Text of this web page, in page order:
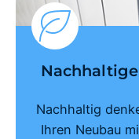
Nachhaltig
Ihren Neubau